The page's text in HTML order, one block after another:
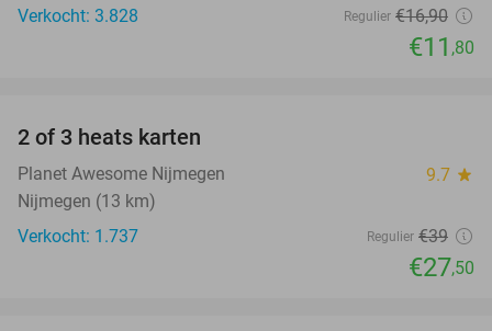
Verkocht: 3.828
Regulier €16,90
€11 ,80
2 of 3 heats karten
Planet Awesome Nijmegen 9.7 star
Nijmegen (13 km)
Verkocht: 1.737
Regulier €39
€27,50